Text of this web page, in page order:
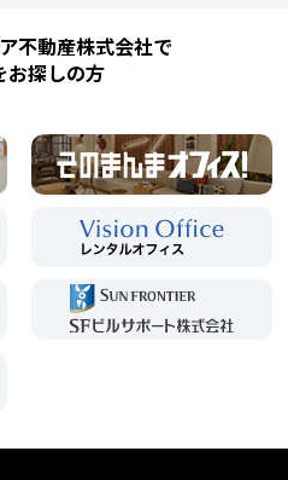
不動産株式会社で
お探しの方